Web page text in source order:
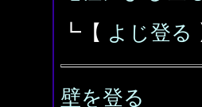
┗【 よじ登る
壁を登る